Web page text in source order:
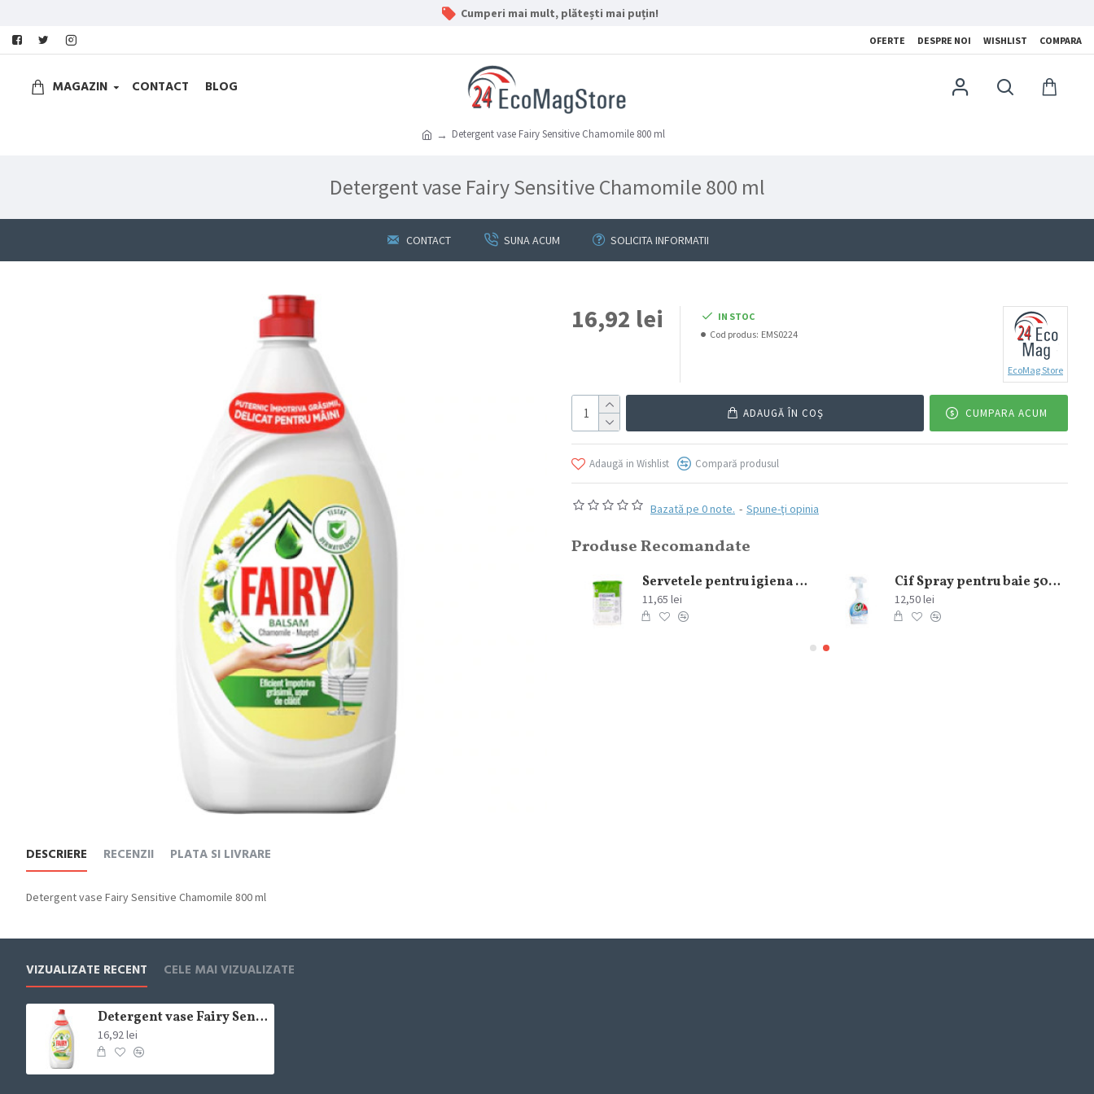
Cumperi mai mult, plătești mai puțin!
OFERTE DESPRE NOI WISHLIST COMPARA
MAGAZIN CONTACT BLOG
Detergent vase Fairy Sensitive Chamomile 800 ml
Detergent vase Fairy Sensitive Chamomile 800 ml
CONTACT SUNA ACUM SOLICITA INFORMATII
Bazată pe 0 note. - Spune-ţi opinia
16,92 lei
IN STOC
Cod produs: EMS0224
EcoMag Store
ADAUGĂ ÎN COŞ CUMPARA ACUM
Adaugă in Wishlist Compară produsul
Produse Recomandate
Servetele pentru igiena intima 10 buc
11,65 lei
Cif Spray pentru baie 500ml
12,50 lei
DESCRIERE RECENZII PLATA SI LIVRARE
Detergent vase Fairy Sensitive Chamomile 800 ml
VIZUALIZATE RECENT CELE MAI VIZUALIZATE
Detergent vase Fairy Sensitive Chamomile 800 ml
16,92 lei